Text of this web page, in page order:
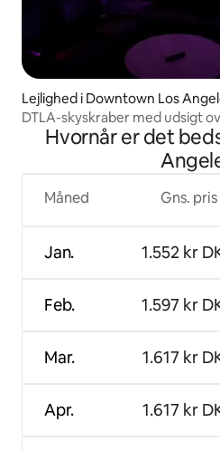
Lejlighed i Downtown Los
DTLA-skyskraber med udsigt
Hvornår er det
Måned
Jan.
Feb.
Mar.
Apr.
Gns. pris
1.552 kr
1.597 kr
1.617 kr
1.617 kr